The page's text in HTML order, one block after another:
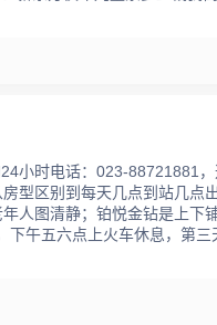
小时电话：023-88721881
型区别到每天几点到站几点
人图清静；铂悦金钻是上下
午五六点上火车休息，第三